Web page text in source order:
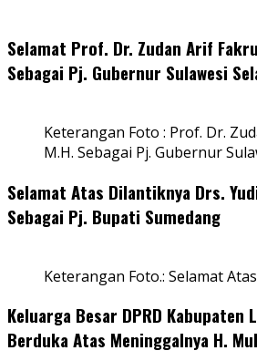
Selamat Prof. Dr. Zudan Arif
Sebagai Pj. Gubernur Sulawesi
Keterangan Foto : Prof. Dr.
M.H. Sebagai Pj. Gubernur
Selamat Atas Dilantiknya Drs.
Sebagai Pj. Bupati Sumedang
Keterangan Foto.: Selamat
Keluarga Besar DPRD
Berduka Atas Meninggalnya H.